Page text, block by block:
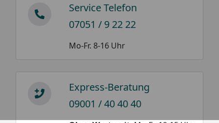
Service Telefon
07051 / 9 22 22
Mo-Fr. 8-16 Uhr
Express-Beratung
09001 / 40 40 40